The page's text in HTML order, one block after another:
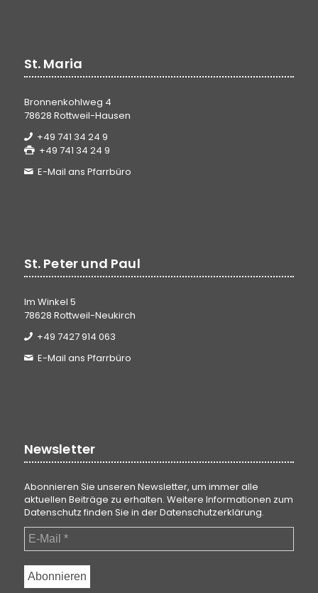
St. Maria
Bronnenkohlweg 4
78628 Rottweil-Hausen
+49 741 34 24 9
+49 741 34 24 9
E-Mail ans Pfarrbüro
St. Peter und Paul
Im Winkel 5
78628 Rottweil-Neukirch
+49 7427 914 063
E-Mail ans Pfarrbüro
Newsletter
Abonnieren Sie unseren Newsletter, um immer alle
aktuellen Beiträge zu erhalten. Weitere Informationen zum
Datenschutz finden Sie in derDatenschutzerklärung.